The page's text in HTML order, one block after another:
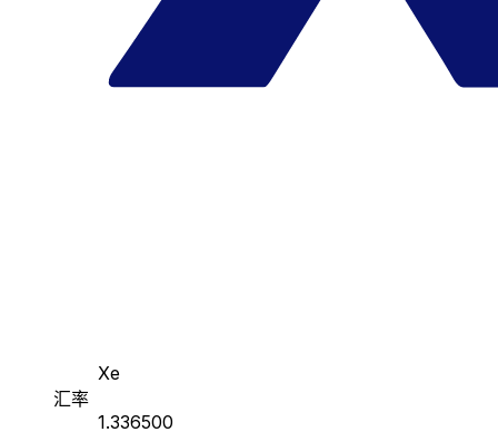
Xe
汇率
1.336500